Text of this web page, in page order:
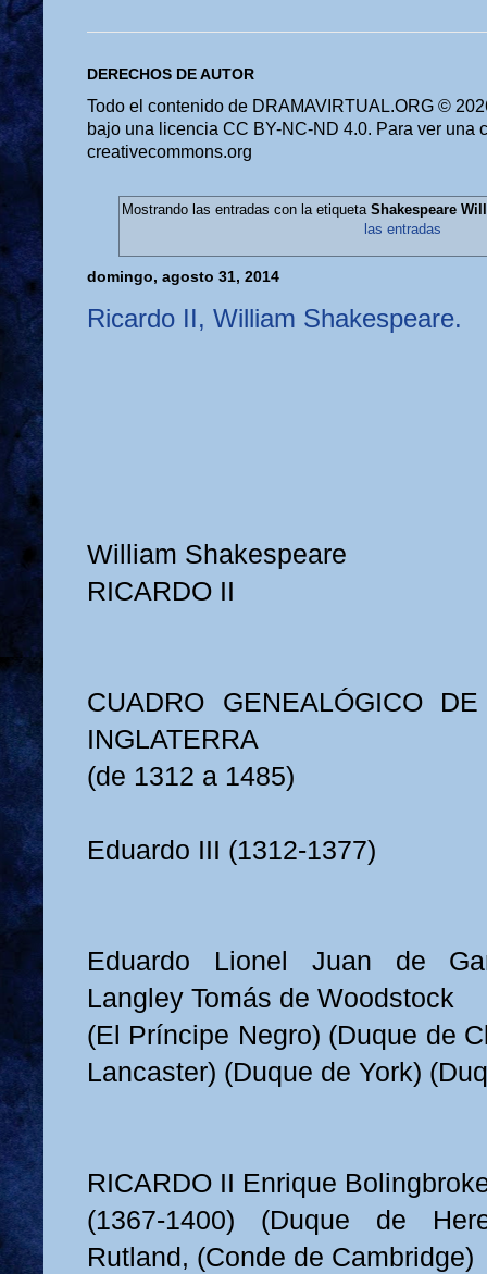
DERECHOS DE AUTOR
Todo el contenido de DRAMAVIRTUAL.ORG ©
bajo una licencia CC BY-NC-ND 4.0. Para ver una
creativecommons.org
Mostrando las entradas con la etiquetaShakespeare
las entradas
domingo, agosto 31, 2014
Ricardo II, William Shakespeare.
William Shakespeare
RICARDO II
CUADRO GENEALÓGICO
INGLATERRA
(de 1312 a 1485)
Eduardo III (1312-1377)
Eduardo Lionel Juan de
Langley Tomás de Woodstock
(El Príncipe Negro) (Duque de
Lancaster) (Duque de York)
RICARDO II Enrique
(1367-1400) (Duque de
Rutland, (Conde de Cambridge)